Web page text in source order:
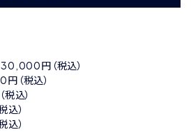
円（税込）
（税込）
込）
）
）